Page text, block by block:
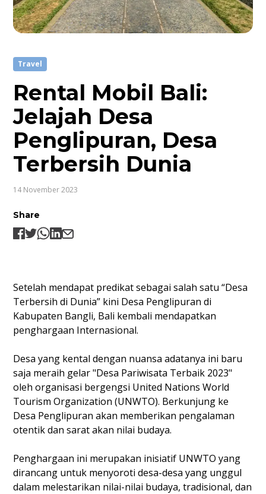
Travel
Rental Mobil Bali:
Jelajah Desa
Penglipuran, Desa
Terbersih Dunia
14 November 2023
Share
Setelah mendapat predikat sebagai salah satu “Desa
Terbersih di Dunia” kini Desa Penglipuran di
Kabupaten Bangli, Bali kembali mendapatkan
penghargaan Internasional.
Desa yang kental dengan nuansa adatanya ini baru
saja meraih gelar "Desa Pariwisata Terbaik 2023"
oleh organisasi bergengsi United Nations World
Tourism Organization (UNWTO). Berkunjung ke
Desa Penglipuran akan memberikan pengalaman
otentik dan sarat akan nilai budaya.
Penghargaan ini merupakan inisiatif UNWTO yang
dirancang untuk menyoroti desa-desa yang unggul
dalam melestarikan nilai-nilai budaya, tradisional, dan